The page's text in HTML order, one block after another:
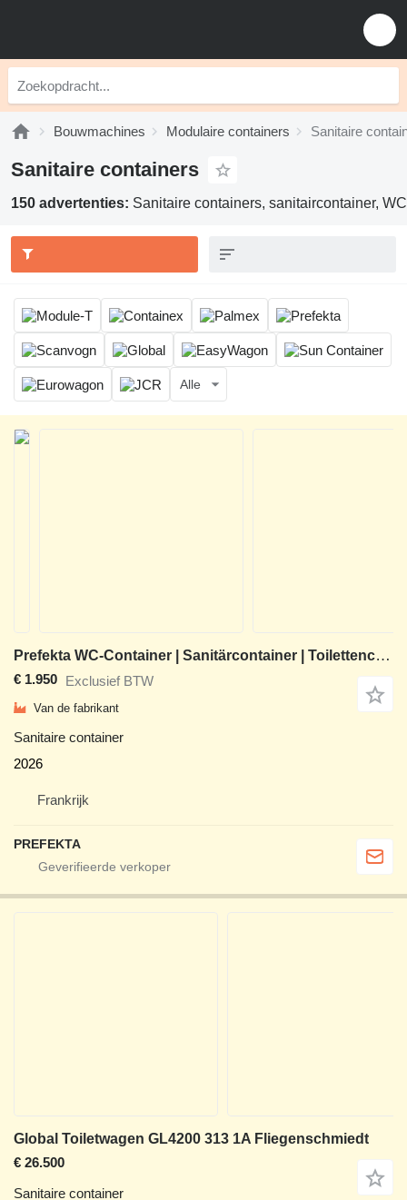
Bouwmachines Modulaire containers Sanitaire
Sanitaire containers
150 advertenties: Sanitaire containers, sanitaircontainer,
Alle
Prefekta WC-Container | Sanitärcontainer | Toilettencontainer | 110 x 120
€ 1.950 Exclusief BTW
Van de fabrikant
Sanitaire container
2026
Frankrijk
PREFEKTA
Global Toiletwagen GL4200 313 1A Fliegenschmiedt
€ 26.500
Sanitaire container